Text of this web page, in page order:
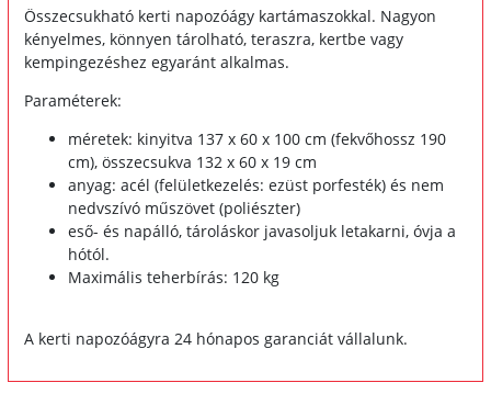
Összecsukható kerti napozóágy kartámaszokkal. Nagyon
kényelmes, könnyen tárolható, teraszra, kertbe vagy
kempingezéshez egyaránt alkalmas.
Paraméterek:
méretek: kinyitva 137 x 60 x 100 cm (fekvőhossz 190
cm), összecsukva 132 x 60 x 19 cm
anyag: acél (felületkezelés: ezüst porfesték) és nem
nedvszívó műszövet (poliészter)
eső- és napálló, tároláskor javasoljuk letakarni, óvja a
hótól.
Maximális teherbírás: 120 kg
A kerti napozóágyra 24 hónapos garanciát vállalunk.